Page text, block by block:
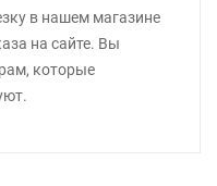
в нашем магазине
на сайте. Вы
которые